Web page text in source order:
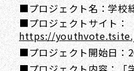
■プロジェクト名：学校
■プロジェクトサイト：
https://
■プロジェクト開始日：